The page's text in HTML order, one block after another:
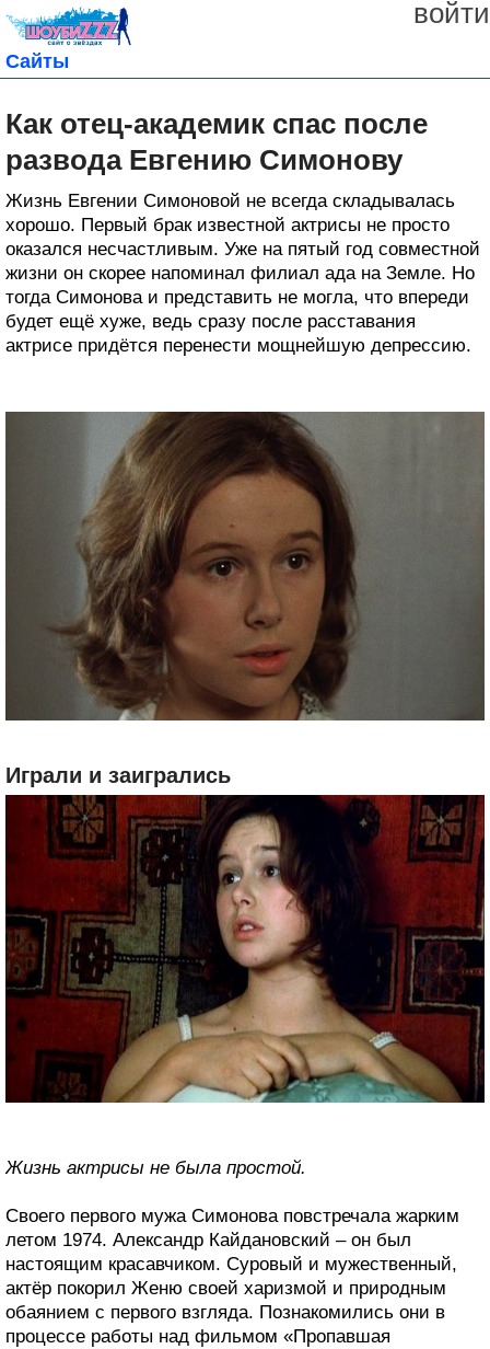
войти
Сайты
Как отец-академик спас после
развода Евгению Симонову
Жизнь Евгении Симоновой не всегда складывалась
хорошо. Первый брак известной актрисы не просто
оказался несчастливым. Уже на пятый год совместной
жизни он скорее напоминал филиал ада на Земле. Но
тогда Симонова и представить не могла, что впереди
будет ещё хуже, ведь сразу после расставания
актрисе придётся перенести мощнейшую депрессию.
Играли и заигрались
Жизнь актрисы не была простой.
Своего первого мужа Симонова повстречала жарким
летом 1974. Александр Кайдановский – он был
настоящим красавчиком. Суровый и мужественный,
актёр покорил Женю своей харизмой и природным
обаянием с первого взгляда. Познакомились они в
процессе работы над фильмом «Пропавшая